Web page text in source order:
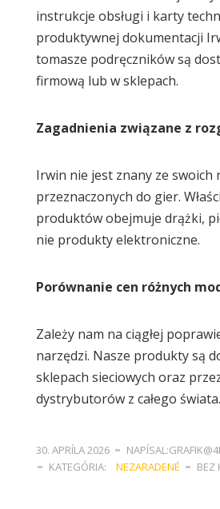
instrukcje obsługi i karty
produktywnej dokumentacji
tomasze podręczników są
firmową lub w sklepach.
Zagadnienia związane z
Irwin nie jest znany ze swoich
przeznaczonych do gier.
produktów obejmuje drążki,
nie produkty elektroniczne.
Porównanie cen różnych
Zależy nam na ciągłej
narzędzi. Nasze produkty są
sklepach sieciowych oraz
dystrybutorów z całego świata.
30. APRÍLA 2026
KATEGÓRIA:
NEZARADENÉ BEZ